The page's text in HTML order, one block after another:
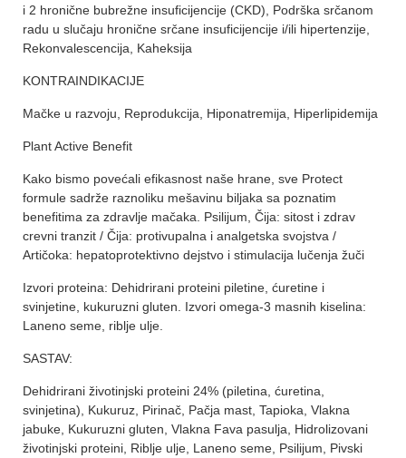
i 2 hronične bubrežne insuficijencije (CKD), Podrška srčanom
radu u slučaju hronične srčane insuficijencije i/ili hipertenzije,
Rekonvalescencija, Kaheksija
KONTRAINDIKACIJE
Mačke u razvoju, Reprodukcija, Hiponatremija, Hiperlipidemija
Plant Active Benefit
Kako bismo povećali efikasnost naše hrane, sve Protect
formule sadrže raznoliku mešavinu biljaka sa poznatim
benefitima za zdravlje mačaka. Psilijum, Čija: sitost i zdrav
crevni tranzit / Čija: protivupalna i analgetska svojstva /
Artičoka: hepatoprotektivno dejstvo i stimulacija lučenja žuči
Izvori proteina: Dehidrirani proteini piletine, ćuretine i
svinjetine, kukuruzni gluten. Izvori omega-3 masnih kiselina:
Laneno seme, riblje ulje.
SASTAV:
Dehidrirani životinjski proteini 24% (piletina, ćuretina,
svinjetina), Kukuruz, Pirinač, Pačja mast, Tapioka, Vlakna
jabuke, Kukuruzni gluten, Vlakna Fava pasulja, Hidrolizovani
životinjski proteini, Riblje ulje, Laneno seme, Psilijum, Pivski